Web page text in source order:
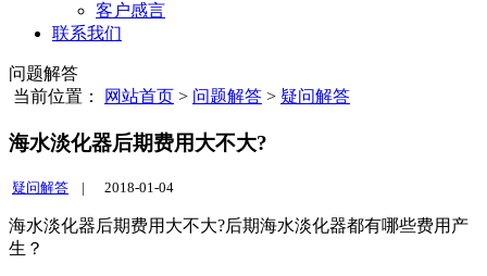
客户感言
联系我们
问题解答
当前位置：
网站首页 > 问题解答 > 疑问解答
海水淡化器后期费用大不大?
疑问解答 | 2018-01-04
海水淡化器后期费用大不大?后期海水淡化器都有哪些费用产
生？